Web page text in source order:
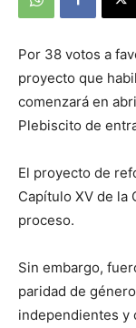
Por 38 votos a
proyecto que
comenzará en
Plebiscito de
El proyecto de
Capítulo XV de la
proceso.
Sin embargo,
paridad de
independientes y